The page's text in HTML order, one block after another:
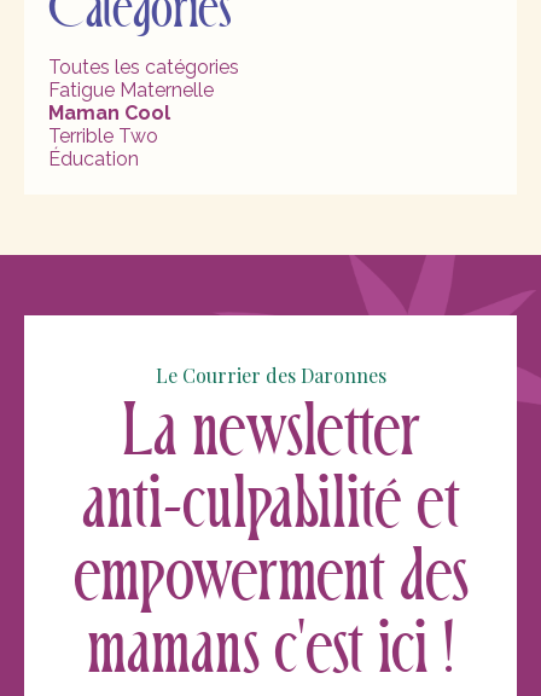
Toutes les catégories
Fatigue Maternelle
Maman Cool
Terrible Two
Éducation
Le Courrier des Daronnes
La newsletter
anti-culpabilité et
empowerment des
mamans c'est ici !